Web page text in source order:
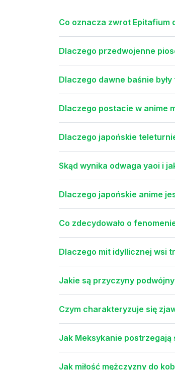
Co oznacza zwrot Epitafium
Dlaczego przedwojenne
Dlaczego dawne baśnie były
Dlaczego postacie w anime
Dlaczego japońskie
Skąd wynika odwaga yaoi i
Dlaczego japońskie anime
Co zdecydowało o
Dlaczego mit idyllicznej wsi
Jakie są przyczyny
Czym charakteryzuje się
Jak Meksykanie
Jak miłość mężczyzny do